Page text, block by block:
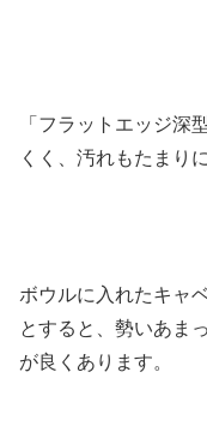
「フラットエッジ深
くく、汚れもたまり
ボウルに入れたキャ
とすると、勢いあま
が良くあります。